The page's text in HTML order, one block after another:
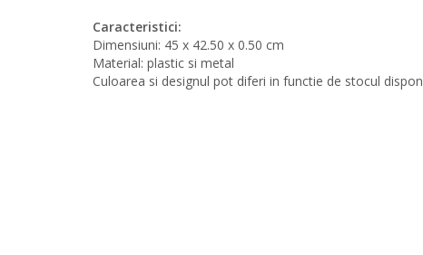
Caracteristici:
Dimensiuni: 45 x 42.50 x 0.50 cm
Material: plastic si metal
Culoarea si designul pot diferi in functie de stocul